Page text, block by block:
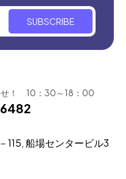
SUBSCRIBE
せ！ 10：30～18：00
115, 船場センタービル3